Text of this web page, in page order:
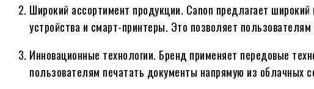
Широкий ассортимент продукции. Canon предлагает
устройства и смарт-принтеры. Это позволяет
Инновационные технологии. Бренд применяет передовые
пользователям печатать документы напрямую из облачных